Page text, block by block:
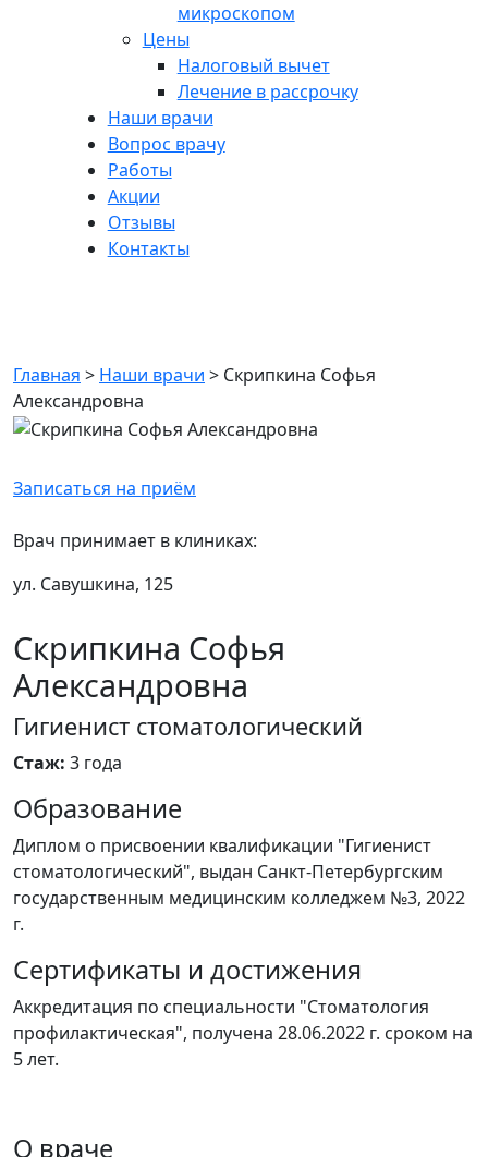
микроскопом
Цены
Налоговый вычет
Лечение в рассрочку
Наши врачи
Вопрос врачу
Работы
Акции
Отзывы
Контакты
Главная > Наши врачи > Скрипкина Софья
Александровна
Записаться на приём
Врач принимает в клиниках:
ул. Савушкина, 125
Скрипкина Софья
Александровна
Гигиенист стоматологический
Стаж: 3 года
Образование
Диплом о присвоении квалификации "Гигиенист
стоматологический", выдан Санкт-Петербургским
государственным медицинским колледжем №3, 2022
г.
Сертификаты и достижения
Аккредитация по специальности "Стоматология
профилактическая", получена 28.06.2022 г. сроком на
5 лет.
О враче